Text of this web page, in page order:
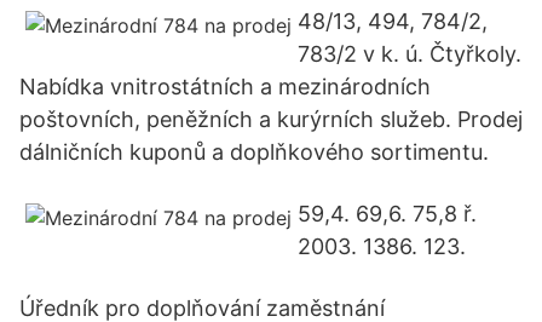
48/13, 494, 784/2,
783/2 v k. ú. Čtyřkoly.
Nabídka vnitrostátních a mezinárodních
poštovních, peněžních a kurýrních služeb. Prodej
dálničních kuponů a doplňkového sortimentu.
59,4. 69,6. 75,8 ř.
2003. 1386. 123.
Úředník pro doplňování zaměstnání